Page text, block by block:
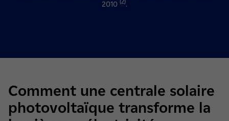
2010 (2).
Comment une centrale solaire
photovoltaïque transforme la